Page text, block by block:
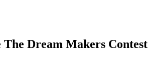
The Dream Makers Contest